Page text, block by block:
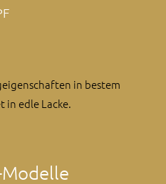
in bestem
edle Lacke.